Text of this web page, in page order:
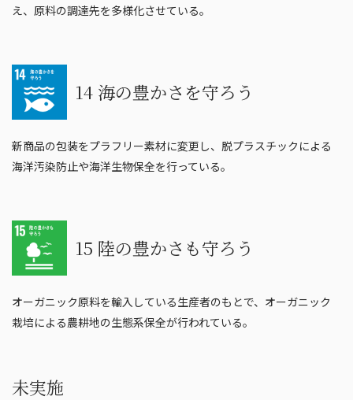
え、原料の調達先を多様化させている。
14 海の豊かさを守ろう
新商品の包装をプラフリー素材に変更し、脱プラスチックによる
海洋汚染防止や海洋生物保全を行っている。
15 陸の豊かさも守ろう
オーガニック原料を輸入している生産者のもとで、オーガニック
栽培による農耕地の生態系保全が行われている。
未実施